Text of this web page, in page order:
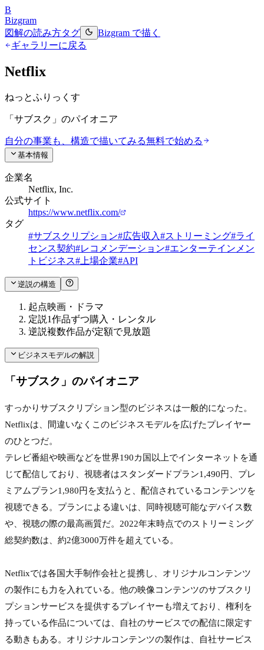
B
Bizgram
図解の読み方タグ
Bizgram で描く
ギャラリーに戻る
Netflix
ねっとふりっくす
「サブスク」のパイオニア
自分の事業も、構造で描いてみる無料で始める
基本情報
企業名
Netflix, Inc.
公式サイト
https://www.netflix.com/
タグ
#サブスクリプション#広告収入#ストリーミング#ライ
センス契約#レコメンデーション#エンターテインメン
トビジネス# 上場企業#API
逆説の構造
起点映画・ドラマ
定説1作品ずつ購入・レンタル
逆説複数作品が定額で見放題
ビジネスモデルの解説
「サブスク」のパイオニア
すっかりサブスクリプション型のビジネスは一般的になった。
Netflixは、間違いなくこのビジネスモデルを広げたプレイヤー
のひとつだ。
テレビ番組や映画などを世界190カ国以上でインターネットを通
じて配信しており、視聴者はスタンダードプラン1,490円、プレ
ミアムプラン1,980円を支払うと、配信されているコンテンツを
視聴できる。プランによる違いは、同時視聴可能なデバイス数
や、視聴の際の最高画質だ。2022年末時点でのストリーミング
総契約数は、約2億3000万件を超えている。
Netflixでは各国大手制作会社と提携し、オリジナルコンテンツ
の製作にも力を入れている。他の映像コンテンツのサブスクリ
プションサービスを提供するプレイヤーも増えており、権利を
持っている作品については、自社のサービスでの配信に限定す
る動きもある。オリジナルコンテンツの製作は、自社サービス